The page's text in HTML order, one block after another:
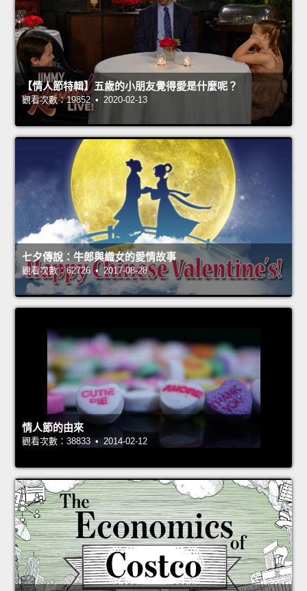
【情人節特輯】五歲的小朋友覺得愛是什麼呢？
觀看次數：19852 • 2020-02-13
七夕傳說：牛郎與織女的愛情故事
觀看次數：62726 • 2017-08-28
情人節的由來
觀看次數：38833 • 2014-02-12